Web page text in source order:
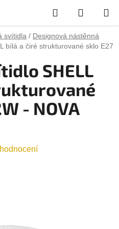
Hledat
KOŠÍK
svítidla / Designová nástěnná
bílá a čiré strukturované sklo E27
SHELL
- NOVA